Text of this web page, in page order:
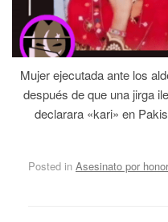
Mujer ejecutada ante los
después de que una jirga
declarara «kari» en
Posted in Asesinato por honor